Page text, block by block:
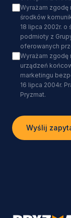
Wyrażam zgodę
środków
18 lipca 2002r.
podmioty z
oferowanych
Wyrażam zgodę
urządzeń
marketingu
16 lipca 2004r.
Pryzmat.
Wyślij